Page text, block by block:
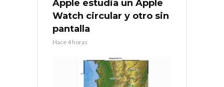
Apple estudia un Apple
Watch circular y otro sin
pantalla
Hace 4 horas